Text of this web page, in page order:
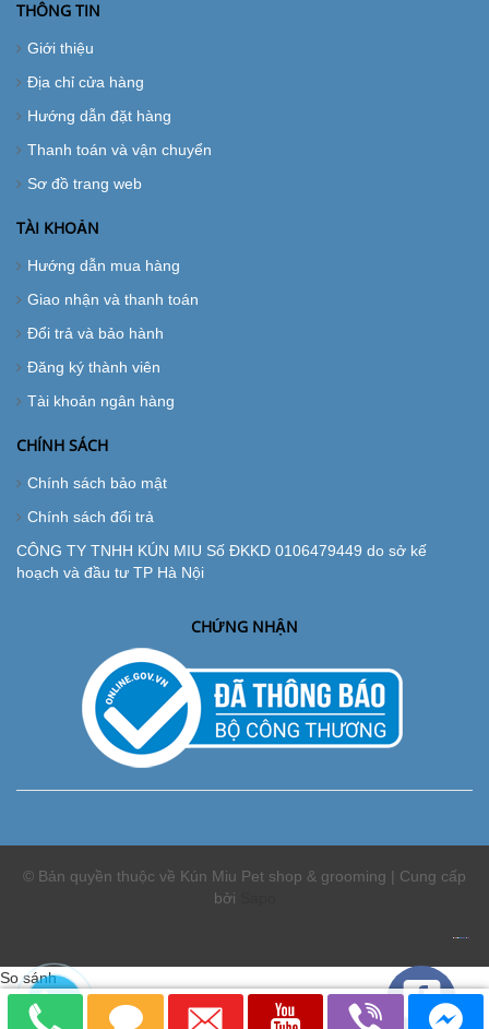
THÔNG TIN
Giới thiệu
Địa chỉ cửa hàng
Hướng dẫn đặt hàng
Thanh toán và vận chuyển
Sơ đồ trang web
TÀI KHOẢN
Hướng dẫn mua hàng
Giao nhận và thanh toán
Đổi trả và bảo hành
Đăng ký thành viên
Tài khoản ngân hàng
CHÍNH SÁCH
Chính sách bảo mật
Chính sách đổi trả
CÔNG TY TNHH KÚN MIU Số ĐKKD 0106479449 do sở kế
hoạch và đầu tư TP Hà Nội
CHỨNG NHẬN
© Bản quyền thuộc về Kún Miu Pet shop & grooming | Cung cấp
bởi
So sánh